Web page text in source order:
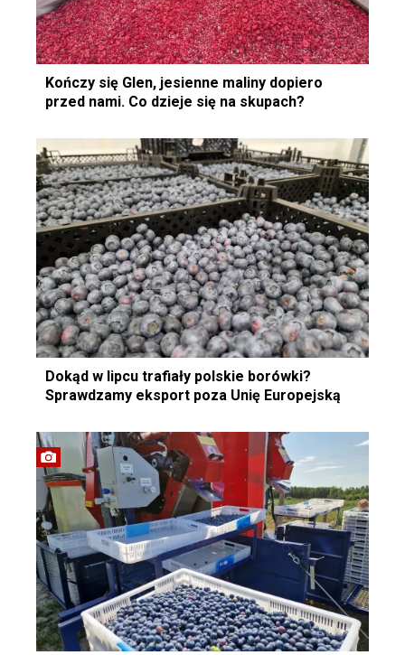
Kończy się Glen, jesienne maliny dopiero
przed nami. Co dzieje się na skupach?
Dokąd w lipcu trafiały polskie borówki?
Sprawdzamy eksport poza Unię Europejską